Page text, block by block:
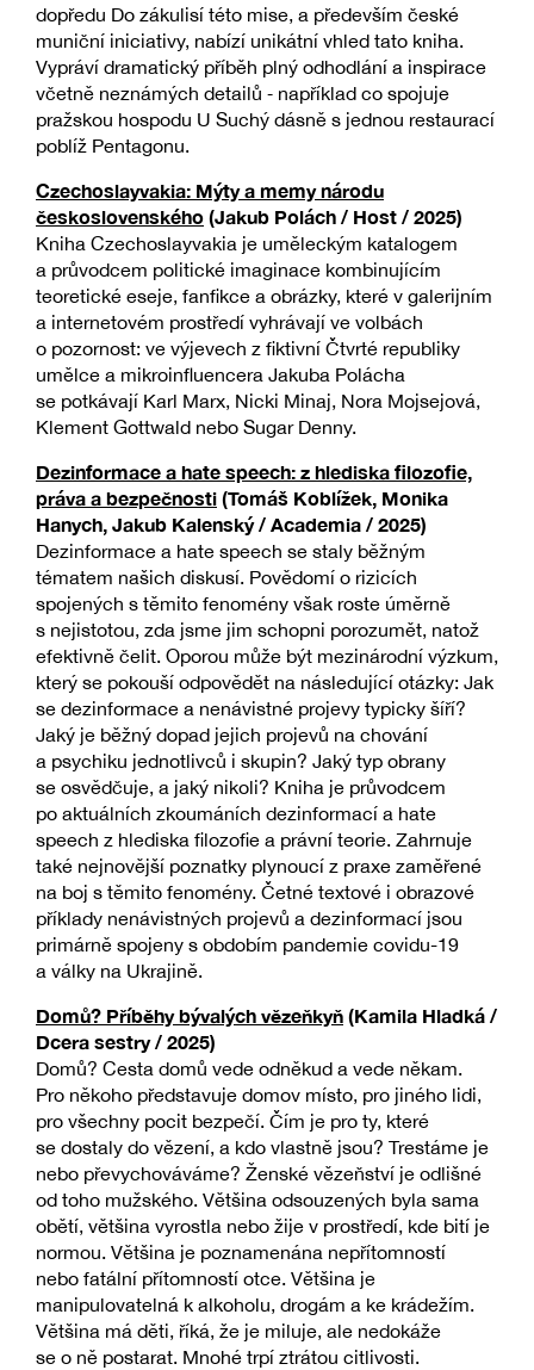
dopředu Do zákulisí této mise, a především české
muniční iniciativy, nabízí unikátní vhled tato kniha.
Vypráví dramatický příběh plný odhodlání a inspirace
včetně neznámých detailů ‒ například co spojuje
pražskou hospodu U Suchý dásně s jednou restaurací
poblíž Pentagonu.
Czechoslayvakia: Mýty a memy národu
československého (Jakub Polách / Host / 2025)
Kniha Czechoslayvakia je uměleckým katalogem
a průvodcem politické imaginace kombinujícím
teoretické eseje, fanfikce a obrázky, které v galerijním
a internetovém prostředí vyhrávají ve volbách
o pozornost: ve výjevech z fiktivní Čtvrté republiky
umělce a mikroinfluencera Jakuba Polácha
se potkávají Karl Marx, Nicki Minaj, Nora Mojsejová,
Klement Gottwald nebo Sugar Denny.
Dezinformace a hate speech: z hlediska filozofie,
práva a bezpečnosti (Tomáš Koblížek, Monika
Hanych, Jakub Kalenský / Academia / 2025)
Dezinformace a hate speech se staly běžným
tématem našich diskusí. Povědomí o rizicích
spojených s těmito fenomény však roste úměrně
s nejistotou, zda jsme jim schopni porozumět, natož
efektivně čelit. Oporou může být mezinárodní výzkum,
který se pokouší odpovědět na následující otázky: Jak
se dezinformace a nenávistné projevy typicky šíří?
Jaký je běžný dopad jejich projevů na chování
a psychiku jednotlivců i skupin? Jaký typ obrany
se osvědčuje, a jaký nikoli? Kniha je průvodcem
po aktuálních zkoumáních dezinformací a hate
speech z hlediska filozofie a právní teorie. Zahrnuje
také nejnovější poznatky plynoucí z praxe zaměřené
na boj s těmito fenomény. Četné textové i obrazové
příklady nenávistných projevů a dezinformací jsou
primárně spojeny s obdobím pandemie covidu-19
a války na Ukrajině.
Domů? Příběhy bývalých vězeňkyň (Kamila Hladká /
Dcera sestry / 2025)
Domů? Cesta domů vede odněkud a vede někam.
Pro někoho představuje domov místo, pro jiného lidi,
pro všechny pocit bezpečí. Čím je pro ty, které
se dostaly do vězení, a kdo vlastně jsou? Trestáme je
nebo převychováváme? Ženské vězeňství je odlišné
od toho mužského. Většina odsouzených byla sama
obětí, většina vyrostla nebo žije v prostředí, kde bití je
normou. Většina je poznamenána nepřítomností
nebo fatální přítomností otce. Většina je
manipulovatelná k alkoholu, drogám a ke krádežím.
Většina má děti, říká, že je miluje, ale nedokáže
se o ně postarat. Mnohé trpí ztrátou citlivosti.